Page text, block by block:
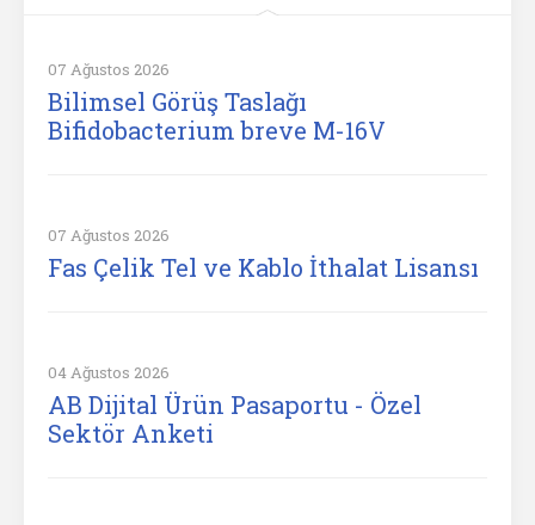
07 Ağustos 2026
Bilimsel Görüş Taslağı
Bifidobacterium breve M-16V
07 Ağustos 2026
Fas Çelik Tel ve Kablo İthalat Lisansı
04 Ağustos 2026
AB Dijital Ürün Pasaportu - Özel
Sektör Anketi